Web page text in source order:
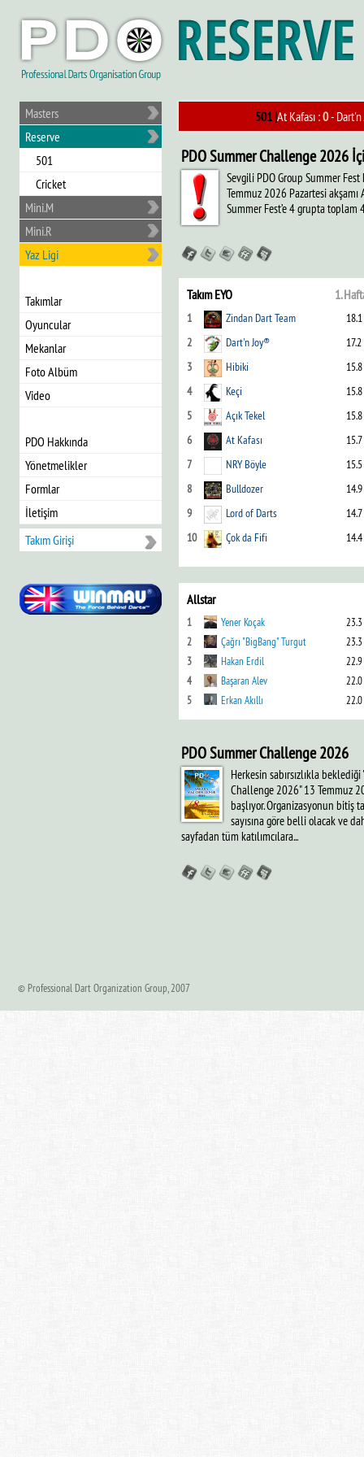
Masters
Reserve
501
Cricket
Mini.M
Mini.R
Yaz Ligi
Takımlar
Oyuncular
Mekanlar
Foto Albüm
Video
PDO Hakkında
Yönetmelikler
Formlar
İletişim
Takım Girişi
At Kafası :0- Dart'n
PDO Summer Challenge 2026
Sevgili PDO Group Summer
Temmuz 2026 Pazartesi
Summer Fest’e 4 grupta toplam
1.
Takım EYO
1 Zindan Dart Team
18.1
2
Dart'n Joy®
17.2
3
Hibiki
15.8
4
Keçi
15.8
5
Açık Tekel
15.8
6
At Kafası
15.7
7
NRY Böyle
15.5
8
Bulldozer
14.9
9
Lord of Darts
14.7
10
Çok da Fifi 14.4
Allstar
1 Yener Koçak
23.3
2
Çağrı "BigBang" Turgut
23.3
3
Hakan Erdil
22.9
4
Başaran Alev
22.0
5
Erkan Akıllı 22.0
PDO Summer Challenge 2026
Herkesin sabırsızlıkla
Challenge 2026" 13 Temmuz
başlıyor. Organizasyonun bitiş
sayısına göre belli olacak ve
sayfadan tüm katılımcılara...
© Professional Dart Organization Group, 2007